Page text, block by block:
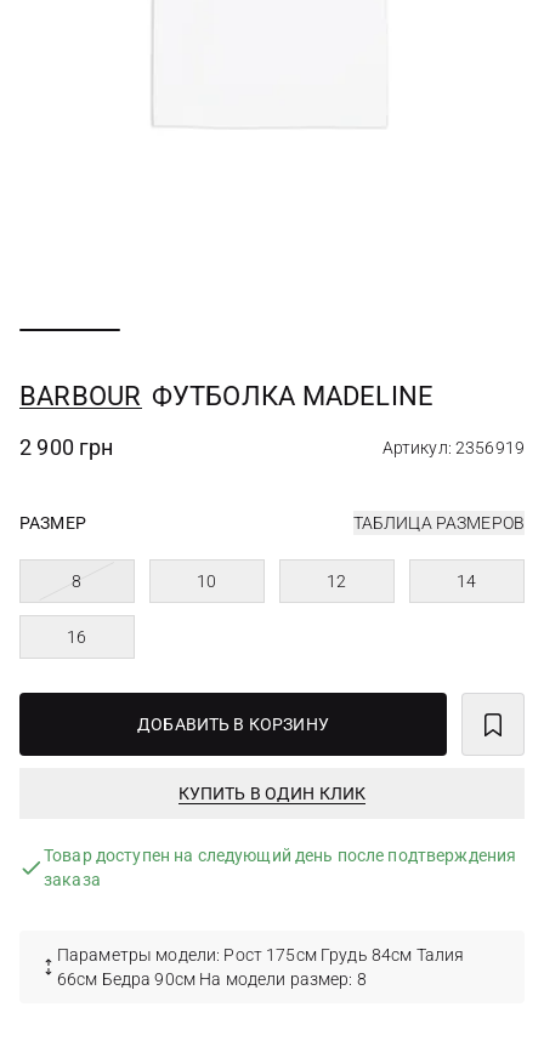
BARBOUR ФУТБОЛКА MADELINE
2 900 грн Артикул: 2356919
РАЗМЕР ТАБЛИЦА РАЗМЕРОВ
8 10 12 14
16
ДОБАВИТЬ В КОРЗИНУ
КУПИТЬ В ОДИН КЛИК
Товар доступен на следующий день после подтверждения
заказа
Параметры модели: Рост 175см Грудь 84см Талия
66см Бедра 90см На модели размер: 8